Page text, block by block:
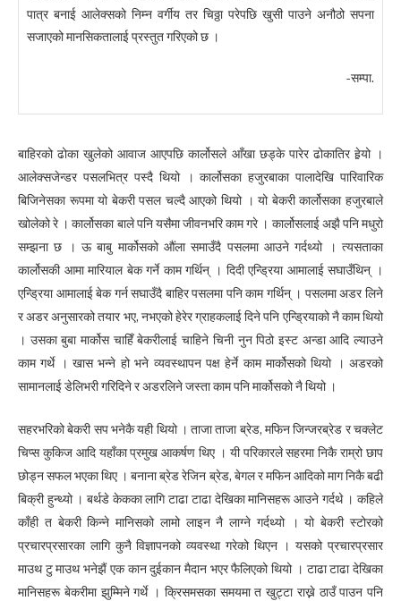
पात्र बनाई आलेक्सको निम्न वर्गीय तर चिठ्ठा परेपछि खुसी पाउने अनौठो सपना
सजाएको मानसिकतालाई प्रस्तुत गरिएको छ ।
-सम्पा.
बाहिरको ढोका खुलेको आवाज आएपछि कार्लोसले आँखा छड्के पारेर ढोकातिर हेर्‍यो ।
आलेक्सजेन्डर पसलभित्र पस्दै थियो । कार्लोसका हजुरबाका पालादेखि पारिवारिक
बिजिनेसका रूपमा यो बेकरी पसल चल्दै आएको थियो । यो बेकरी कार्लोसका हजुरबाले
खोलेको रे । कार्लोसका बाले पनि यसैमा जीवनभरि काम गरे । कार्लोसलाई अझै पनि मधुरो
सम्झना छ । ऊ बाबु मार्कोसको औंला समाउँदै पसलमा आउने गर्दथ्यो । त्यसताका
कार्लोसकी आमा मारियाल बेक गर्ने काम गर्थिन् । दिदी एन्ड्रिया आमालाई सघाउँथिन् ।
एन्ड्रिया आमालाई बेक गर्न सघाउँदै बाहिर पसलमा पनि काम गर्थिन् । पसलमा अडर लिने
र अडर अनुसारको तयार भए, नभएको हेरेर ग्राहकलाई दिने पनि एन्ड्रियाको नै काम थियो
। उसका बुबा मार्कोस चाहिँ बेकरीलाई चाहिने चिनी नुन पिठो इस्ट अन्डा आदि ल्याउने
काम गर्थे । खास भन्ने हो भने व्यवस्थापन पक्ष हेर्ने काम मार्कोसको थियो । अडरको
सामानलाई डेलिभरी गरिदिने र अडरलिने जस्ता काम पनि मार्कोसको नै थियो ।
सहरभरिको बेकरी सप भनेकै यही थियो । ताजा ताजा ब्रेड, मफिन जिन्जरब्रेड र चक्लेट
चिप्स कुकिज आदि यहाँका प्रमुख आकर्षण थिए । यी परिकारले सहरमा निकै राम्रो छाप
छोड्न सफल भएका थिए । बनाना ब्रेड रेजिन ब्रेड, बेगल र मफिन आदिको माग निकै बढी
बिक्री हुन्थ्यो । बर्थडे केकका लागि टाढा टाढा देखिका मानिसहरू आउने गर्दथे । कहिले
काँही त बेकरी किन्ने मानिसको लामो लाइन नै लाग्ने गर्दथ्यो । यो बेकरी स्टोरको
प्रचारप्रसारका लागि कुनै विज्ञापनको व्यवस्था गरेको थिएन । यसको प्रचारप्रसार
माउथ टु माउथ भनेझैं एक कान दुईकान मैदान भएर फैलिएको थियो । टाढा टाढा देखिका
मानिसहरू बेकरीमा झुम्मिने गर्थे । क्रिसमसका समयमा त खुट्टा राख्ने ठाउँ पाउन पनि